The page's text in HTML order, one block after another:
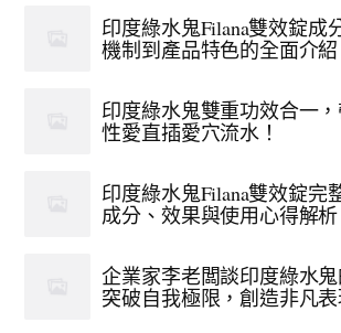
印度綠水鬼Filana雙效錠成
機制到產品特色的全面介紹
印度綠水鬼雙重功效合一
性愛直插愛穴流水！
印度綠水鬼Filana雙效錠完
成分、效果與使用心得解析
企業家李老闆談印度綠水鬼
突破自我極限，創造非凡